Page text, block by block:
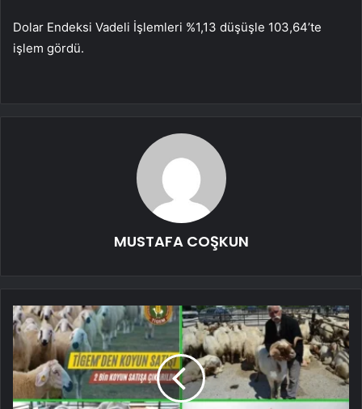
Dolar Endeksi Vadeli İşlemleri %1,13 düşüşle 103,64’te
işlem gördü.
MUSTAFA COŞKUN